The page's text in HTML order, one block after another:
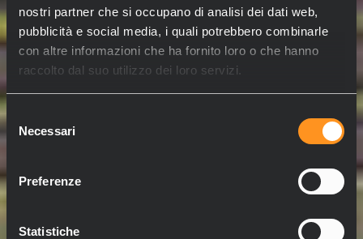
nostri partner che si occupano di analisi dei dati web,
pubblicità e social media, i quali potrebbero combinarle
con altre informazioni che ha fornito loro o che hanno
raccolto dal suo utilizzo dei loro servizi.
Selezione
delNecessari
Preferenze
Statistiche